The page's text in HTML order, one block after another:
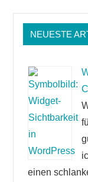
NEUESTE
einen